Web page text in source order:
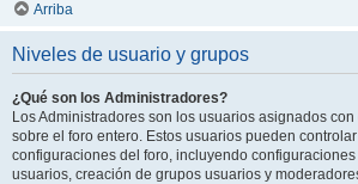
Arriba
Niveles de usuario y grupos
¿Qué son los Administradores?
Los Administradores son los usuarios asignados
sobre el foro entero. Estos usuarios pueden
configuraciones del foro, incluyendo
usuarios, creación de grupos usuarios y